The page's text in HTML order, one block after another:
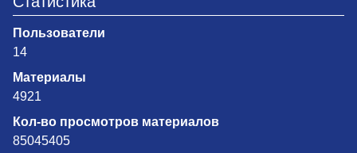
Пользователи
14
Материалы
4921
Кол-во просмотров материалов
85045405